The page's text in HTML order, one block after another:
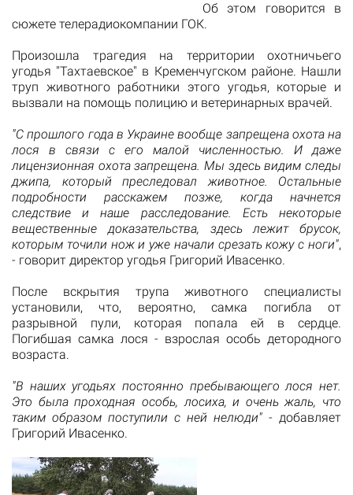
Об этом говорится в
сюжете телерадиокомпании ГОК.
Произошла трагедия на территории охотничьего
угодья "Тахтаевское" в Кременчугском районе. Нашли
труп животного работники этого угодья, которые и
вызвали на помощь полицию и ветеринарных врачей.
"С прошлого года в Украине вообще запрещена охота на
лося в связи с его малой численностью. И даже
лицензионная охота запрещена. Мы здесь видим следы
джипа, который преследовал животное. Остальные
подробности расскажем позже, когда начнется
следствие и наше расследование. Есть некоторые
вещественные доказательства, здесь лежит брусок,
которым точили нож и уже начали срезать кожу с ноги",
- говорит директор угодья Григорий Ивасенко.
После вскрытия трупа животного специалисты
установили, что, вероятно, самка погибла от
разрывной пули, которая попала ей в сердце.
Погибшая самка лося - взрослая особь детородного
возраста.
"В наших угодьях постоянно пребывающего лося нет.
Это была проходная особь, лосиха, и очень жаль, что
таким образом поступили с ней нелюди" - добавляет
Григорий Ивасенко.